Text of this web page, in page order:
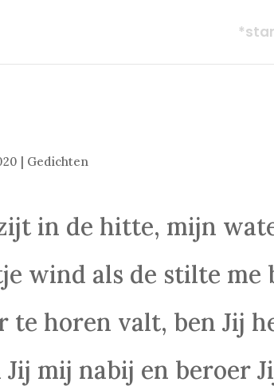
| Gedichten
in de hitte, mijn
wind als de stilte me
te horen valt, ben Jij
mij nabij en beroer